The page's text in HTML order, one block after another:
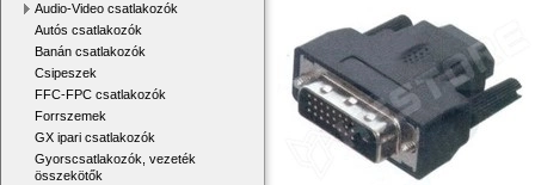
Audio-Video csatlakozók
Autós csatlakozók
Banán csatlakozók
Csipeszek
FFC-FPC csatlakozók
Forrszemek
GX ipari csatlakozók
Gyorscsatlakozók, vezeték
összekötők